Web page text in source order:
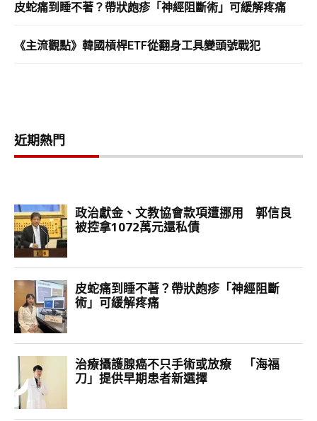
皮蛇痛到睡不著？帶狀皰疹「神經阻斷術」可緩解疼痛
《主流觀點》韓國槓桿ETF從翻身工具變頭號戰犯
近期熱門